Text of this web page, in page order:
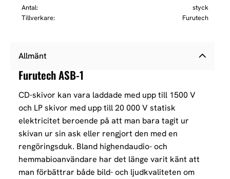
Antal
styck
Tillverkare
Furutech
Allmänt
Furutech ASB-1
CD-skivor kan vara laddade med upp till 1500 V
och LP skivor med upp till 20 000 V statisk
elektricitet beroende på att man bara tagit ur
skivan ur sin ask eller rengjort den med en
rengöringsduk. Bland highendaudio- och
hemmabioanvändare har det länge varit känt att
man förbättrar både bild- och ljudkvaliteten om